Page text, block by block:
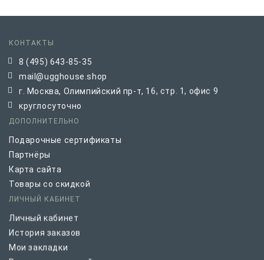
КОНТАКТЫ
8 (495) 643-85-35
mail@ugghouse.shop
г. Москва, Олимпийский пр-т, 16, стр. 1, офис 9
круглосуточно
ДОПОЛНИТЕЛЬНО
Подарочные сертификаты
Партнёры
Карта сайта
Товары со скидкой
ЛИЧНЫЙ КАБИНЕТ
Личный кабинет
История заказов
Мои закладки